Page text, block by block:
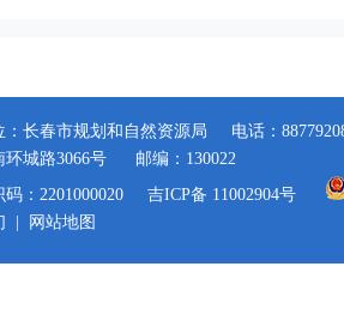
：长春市规划和自然资源局
电话：
环城路3066号
邮编：130022
码：2201000020
吉ICP备 11002904号
网站地图